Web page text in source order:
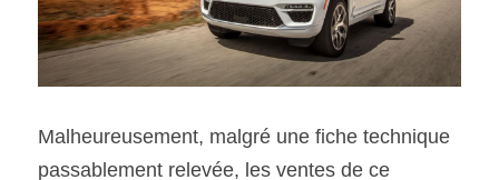
Malheureusement, malgré une fiche technique
passablement relevée, les ventes de ce